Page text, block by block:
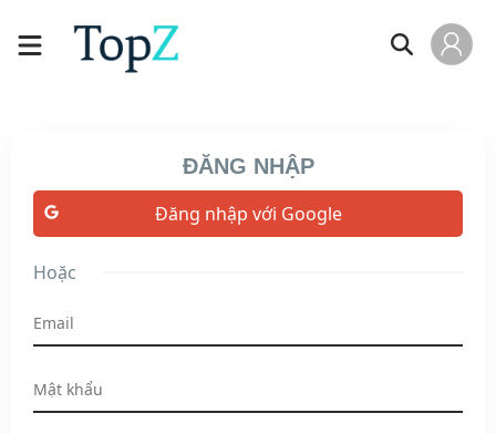
ĐĂNG NHẬP
Đăng nhập với Google
Hoặc